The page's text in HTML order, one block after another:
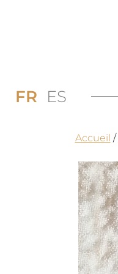
FR ES
Accueil /